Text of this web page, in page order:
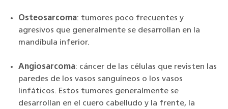
Osteosarcoma: tumores poco frecuentes y
agresivos que generalmente se desarrollan en la
mandíbula inferior.
Angiosarcoma: cáncer de las células que revisten las
paredes de los vasos sanguíneos o los vasos
linfáticos. Estos tumores generalmente se
desarrollan en el cuero cabelludo y la frente, la